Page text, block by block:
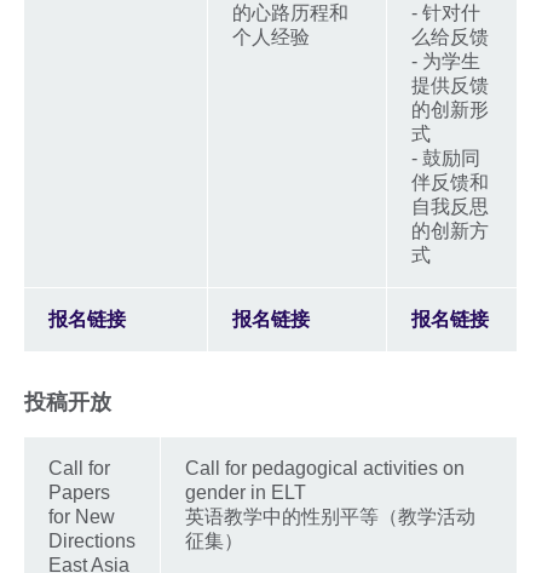
的心路历程和
个人经验
- 针对什
么给反馈
- 为学生
提供反馈
的创新形
式
- 鼓励同
伴反馈和
自我反思
的创新方
式
报名链接 报名链接 报名链接
投稿开放
Call for
Papers
for New
Directions
East Asia
Call for pedagogical activities on
gender in ELT
英语教学中的性别平等（教学活动
征集）